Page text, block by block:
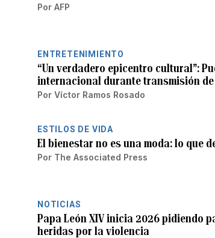
Por AFP
ENTRETENIMIENTO
“Un verdadero epicentro cultural”:
internacional durante transmisión de
Por Víctor Ramos Rosado
ESTILOS DE VIDA
El bienestar no es una moda: lo que
Por The Associated Press
NOTICIAS
Papa León XIV inicia 2026 pidiendo
heridas por la violencia